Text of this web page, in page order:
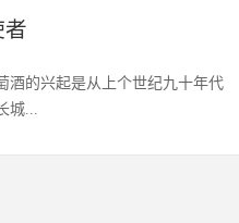
者
的兴起是从上个世纪九十年代
城...